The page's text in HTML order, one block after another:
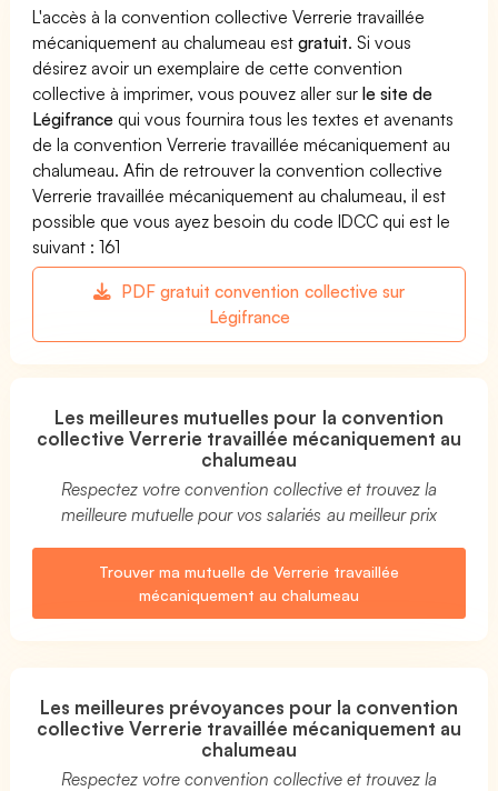
L'accès à la convention collective Verrerie travaillée
mécaniquement au chalumeau estgratuit. Si vous
désirez avoir un exemplaire de cette convention
collective à imprimer, vous pouvez aller surle site de
Légifrance qui vous fournira tous les textes et avenants
de la convention Verrerie travaillée mécaniquement au
chalumeau. Afin de retrouver la convention collective
Verrerie travaillée mécaniquement au chalumeau, il est
possible que vous ayez besoin du code IDCC qui est le
suivant : 161
PDF gratuit convention collective sur
Légifrance
Les meilleures mutuelles pour la convention
collective Verrerie travaillée mécaniquement au
chalumeau
Respectez votre convention collective et trouvez la
meilleure mutuelle pour vos salariés au meilleur prix
Trouver ma mutuelle de Verrerie travaillée
mécaniquement au chalumeau
Les meilleures prévoyances pour la convention
collective Verrerie travaillée mécaniquement au
chalumeau
Respectez votre convention collective et trouvez la